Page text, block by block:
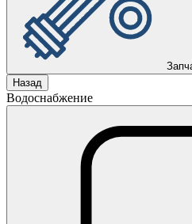
Назад
Водоснабжение